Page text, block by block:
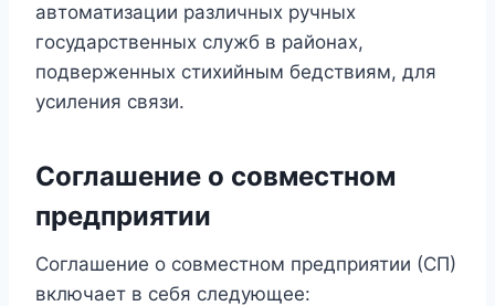
автоматизации различных ручных
государственных служб в районах,
подверженных стихийным бедствиям, для
усиления связи.
Соглашение о совместном
предприятии
Соглашение о совместном предприятии (СП)
включает в себя следующее: